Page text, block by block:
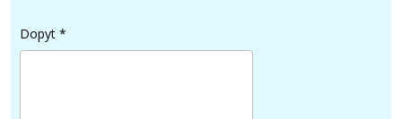
Dopyt *